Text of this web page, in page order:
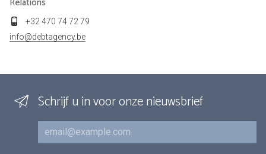
+32 470 74 72 79
info@debtagency.be
Schrijf u in voor onze nieuwsbrief
E-mail